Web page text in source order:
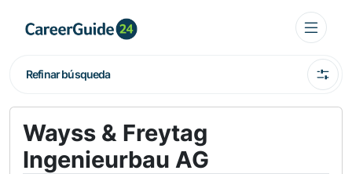
Refinar búsqueda
Wayss & Freytag
Ingenieurbau AG